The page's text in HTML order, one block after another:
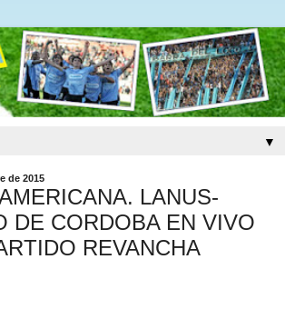
▼
de 2015
LANUS-
DE CORDOBA EN VIVO
REVANCHA